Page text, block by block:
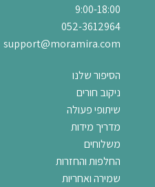
9:00-18:00
052-3612964
support@moramira.com
הסיפור שלנו
ניקוב חורים
שיתופי פעולה
מדריך מידות
משלוחים
החלפות והחזרות
שמירה ואחריות